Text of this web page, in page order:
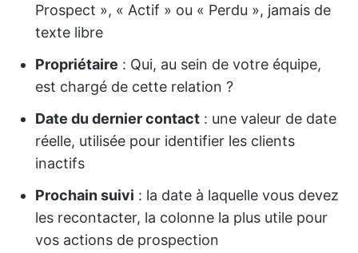
Prospect », « Actif » ou « Perdu », jamais de
texte libre
Propriétaire : Qui, au sein de votre équipe,
est chargé de cette relation ?
Date du dernier contact : une valeur de date
réelle, utilisée pour identifier les clients
inactifs
Prochain suivi : la date à laquelle vous devez
les recontacter, la colonne la plus utile pour
vos actions de prospection